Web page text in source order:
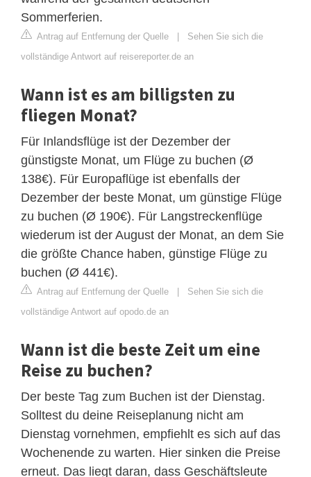
Sommerferien.
Antrag auf Entfernung der Quelle | Sehen Sie sich die
vollständige Antwort auf reisereporter.de an
Wann ist es am billigsten zu
fliegen Monat?
Für Inlandsflüge ist der Dezember der
günstigste Monat, um Flüge zu buchen (Ø
138€). Für Europaflüge ist ebenfalls der
Dezember der beste Monat, um günstige Flüge
zu buchen (Ø 190€). Für Langstreckenflüge
wiederum ist der August der Monat, an dem Sie
die größte Chance haben, günstige Flüge zu
buchen (Ø 441€).
Antrag auf Entfernung der Quelle | Sehen Sie sich die
vollständige Antwort auf opodo.de an
Wann ist die beste Zeit um eine
Reise zu buchen?
Der beste Tag zum Buchen ist der Dienstag.
Solltest du deine Reiseplanung nicht am
Dienstag vornehmen, empfiehlt es sich auf das
Wochenende zu warten. Hier sinken die Preise
erneut. Das liegt daran, dass Geschäftsleute